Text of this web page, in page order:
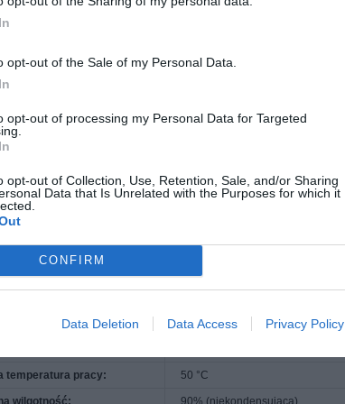
opt-out of the Sale of my Personal Data.
opt-out of processing my Personal Data for Targeted
opt-out of Collection, Use, Retention, Sale, and/or Sharing
Data that Is Unrelated with the Purposes for which it
CONFIRM
Data Deletion Data Access Privacy Policy
w trybie aktywności: 23 wat
w stojaku:
normami: Plug and Play
20.4 cm
3.15 kg
temperatura pracy: 50 °C
wilgotność: 90% (niekondensująca)